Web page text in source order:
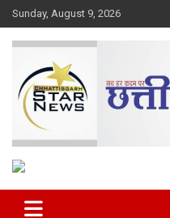
Skip
to
content
Sunday, August 9, 2026
Chhattisgarh